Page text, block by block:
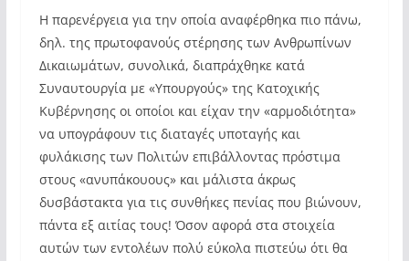
Η παρενέργεια για την οποία αναφέρθηκα πιο πάνω,
δηλ. της πρωτοφανούς στέρησης των Ανθρωπίνων
Δικαιωμάτων, συνολικά, διαπράχθηκε κατά
Συναυτουργία με «Υπουργούς» της Κατοχικής
Κυβέρνησης οι οποίοι και είχαν την «αρμοδιότητα»
να υπογράφουν τις διαταγές υποταγής και
φυλάκισης των Πολιτών επιβάλλοντας πρόστιμα
στους «ανυπάκουους» και μάλιστα άκρως
δυσβάστακτα για τις συνθήκες πενίας που βιώνουν,
πάντα εξ αιτίας τους! Όσον αφορά στα στοιχεία
αυτών των εντολέων πολύ εύκολα πιστεύω ότι θα